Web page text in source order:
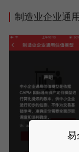
制造业企业通
易